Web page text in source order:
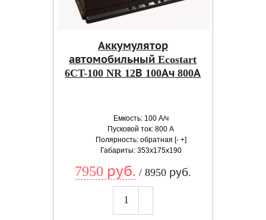
Аккумулятор
автомобильный Ecostart
6CT-100 NR 12В 100Ач 800А
Емкость: 100 А/ч
Пусковой ток: 800 А
Полярность: обратная [- +]
Габариты: 353x175x190
7950 руб. / 8950 руб.